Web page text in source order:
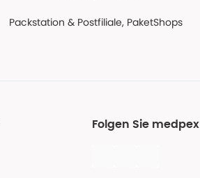
Packstation & Postfiliale, PaketShops
Folgen Sie medpex